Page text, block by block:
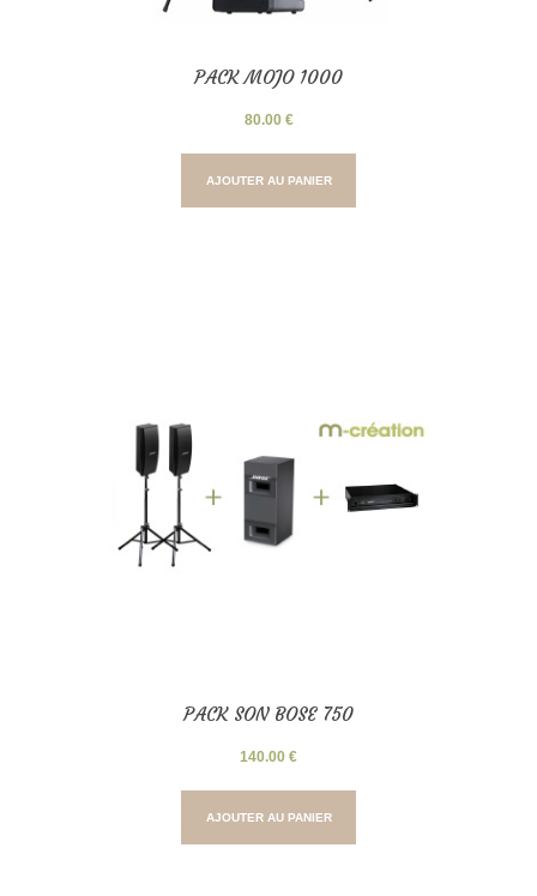
PACK MOJO 1000
80.00 €
AJOUTER AU PANIER
PACK SON BOSE 750
140.00 €
AJOUTER AU PANIER